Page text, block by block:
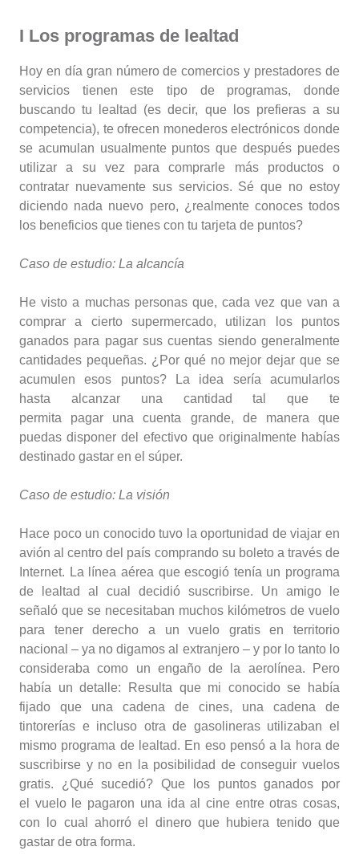
I Los programas de lealtad
Hoy en día gran número de comercios y prestadores de
servicios tienen este tipo de programas, donde
buscando tu lealtad (es decir, que los prefieras a su
competencia), te ofrecen monederos electrónicos donde
se acumulan usualmente puntos que después puedes
utilizar a su vez para comprarle más productos o
contratar nuevamente sus servicios. Sé que no estoy
diciendo nada nuevo pero, ¿realmente conoces todos
los beneficios que tienes con tu tarjeta de puntos?
Caso de estudio: La alcancía
He visto a muchas personas que, cada vez que van a
comprar a cierto supermercado, utilizan los puntos
ganados para pagar sus cuentas siendo generalmente
cantidades pequeñas. ¿Por qué no mejor dejar que se
acumulen esos puntos? La idea sería acumularlos
hasta alcanzar una cantidad tal que te
permita pagar una cuenta grande, de manera que
puedas disponer del efectivo que originalmente habías
destinado gastar en el súper.
Caso de estudio: La visión
Hace poco un conocido tuvo la oportunidad de viajar en
avión al centro del país comprando su boleto a través de
Internet. La línea aérea que escogió tenía un programa
de lealtad al cual decidió suscribirse. Un amigo le
señaló que se necesitaban muchos kilómetros de vuelo
para tener derecho a un vuelo gratis en territorio
nacional – ya no digamos al extranjero – y por lo tanto lo
consideraba como un engaño de la aerolínea. Pero
había un detalle: Resulta que mi conocido se había
fijado que una cadena de cines, una cadena de
tintorerías e incluso otra de gasolineras utilizaban el
mismo programa de lealtad. En eso pensó a la hora de
suscribirse y no en la posibilidad de conseguir vuelos
gratis. ¿Qué sucedió? Que los puntos ganados por
el vuelo le pagaron una ida al cine entre otras cosas,
con lo cual ahorró el dinero que hubiera tenido que
gastar de otra forma.